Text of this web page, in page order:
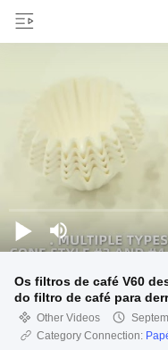
Os filtros de café V60
do filtro de café para
Other Videos
Category Connection: